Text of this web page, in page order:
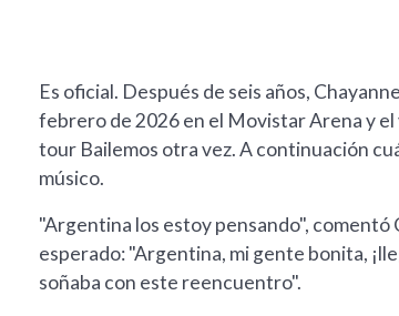
Es oficial. Después de seis años,
febrero de 2026 en el Movistar Arena y
tour Bailemos otra vez. A continuación
músico.
"Argentina los estoy pensando", comentó
esperado: "Argentina, mi gente bonita,
soñaba con este reencuentro".